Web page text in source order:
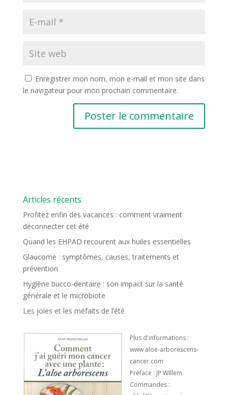
Enregistrer mon nom, mon e-mail et mon site dans
le navigateur pour mon prochain commentaire.
Articles récents
Profitez enfin des vacances : comment vraiment
déconnecter cet été
Quand les EHPAD recourent aux huiles essentielles
Glaucome : symptômes, causes, traitements et
prévention
Hygiène bucco-dentaire : son impact sur la santé
générale et le microbiote
Les joies et les méfaits de l’été
Plus d'informations :
www.aloe-arborescens-
cancer.com
Préface : JP WIllem
Commandes :